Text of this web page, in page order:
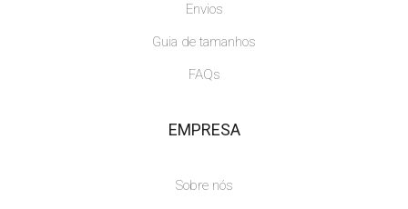
Envios
Guia de tamanhos
FAQs
EMPRESA
Sobre nós